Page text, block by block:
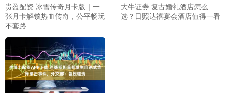
贵盈配资 冰雪传奇月卡版｜一
张月卡解锁热血传奇，公平畅玩
不套路
大牛证券 复古婚礼酒店怎么
选？日照达禧宴会酒店值得一看